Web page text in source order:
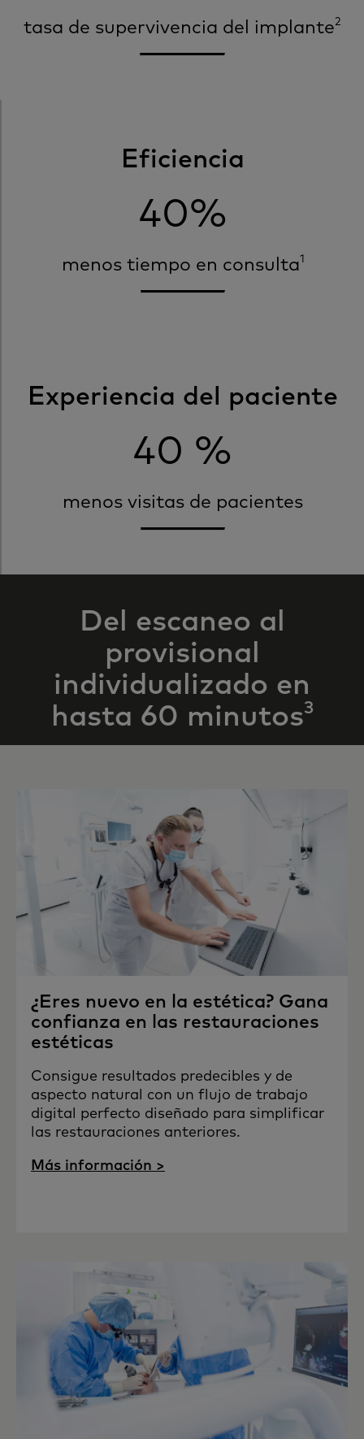
tasa de supervivencia del implante2
Eficiencia
40%
menos tiempo en consulta1
Experiencia del paciente
40 %
menos visitas de pacientes
Del escaneo al
provisional
individualizado en
hasta 60 minutos3
¿Eres nuevo en la estética? Gana
confianza en las restauraciones
estéticas
Consigue resultados predecibles y de
aspecto natural con un flujo de trabajo
digital perfecto diseñado para simplificar
las restauraciones anteriores.
Más información >